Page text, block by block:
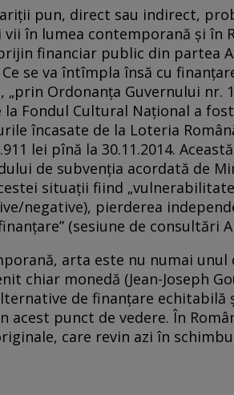
pun, direct sau indirect,
în lumea contemporană şi în
financiar public din partea
Ce se va întîmpla însă cu
„prin Ordonanța Guvernului
la Fondul Cultural Naţional a
încasate de la Loteria
lei pînă la 30.11.2014.
de subvenţia acordată de
situaţii fiind
negative), pierderea
(sesiune de consultări
arta este nu numai
chiar monedă (Jean-Joseph
de finanţare
acest punct de vedere. În
care revin azi în